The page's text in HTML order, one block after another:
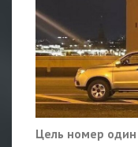
Цель номер один